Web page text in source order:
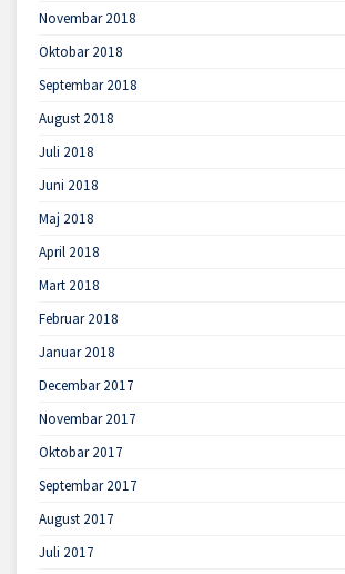
Novembar 2018
Oktobar 2018
Septembar 2018
August 2018
Juli 2018
Juni 2018
Maj 2018
April 2018
Mart 2018
Februar 2018
Januar 2018
Decembar 2017
Novembar 2017
Oktobar 2017
Septembar 2017
August 2017
Juli 2017